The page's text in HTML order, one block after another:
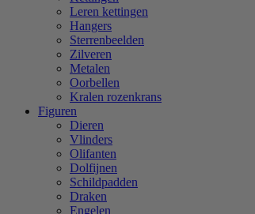
Leren kettingen
Hangers
Sterrenbeelden
Zilveren
Metalen
Oorbellen
Kralen rozenkrans
Figuren
Dieren
Vlinders
Olifanten
Dolfijnen
Schildpadden
Draken
Engelen